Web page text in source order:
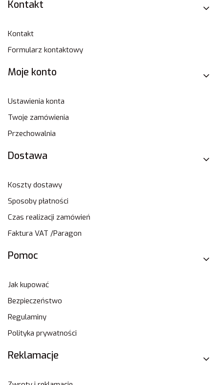
Linki w stopce
Kontakt
Kontakt
Formularz kontaktowy
Moje konto
Ustawienia konta
Twoje zamówienia
Przechowalnia
Dostawa
Koszty dostawy
Sposoby płatności
Czas realizacji zamówień
Faktura VAT /Paragon
Pomoc
Jak kupować
Bezpieczeństwo
Regulaminy
Polityka prywatności
Reklamacje